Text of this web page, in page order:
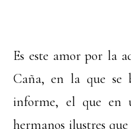
Es este amor por la
Caña, en la que se
informe, el que en
hermanos ilustres